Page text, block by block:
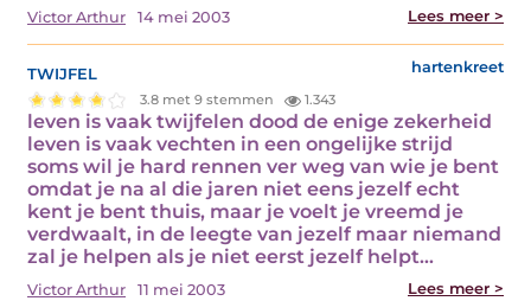
Victor Arthur 14 mei 2003 Lees meer >
twijfel hartenkreet
3.8 met 9 stemmen 1.343
leven is vaak twijfelen dood de enige zekerheid
leven is vaak vechten in een ongelijke strijd
soms wil je hard rennen ver weg van wie je bent
omdat je na al die jaren niet eens jezelf echt
kent je bent thuis, maar je voelt je vreemd je
verdwaalt, in de leegte van jezelf maar niemand
zal je helpen als je niet eerst jezelf helpt…
Victor Arthur 11 mei 2003 Lees meer >